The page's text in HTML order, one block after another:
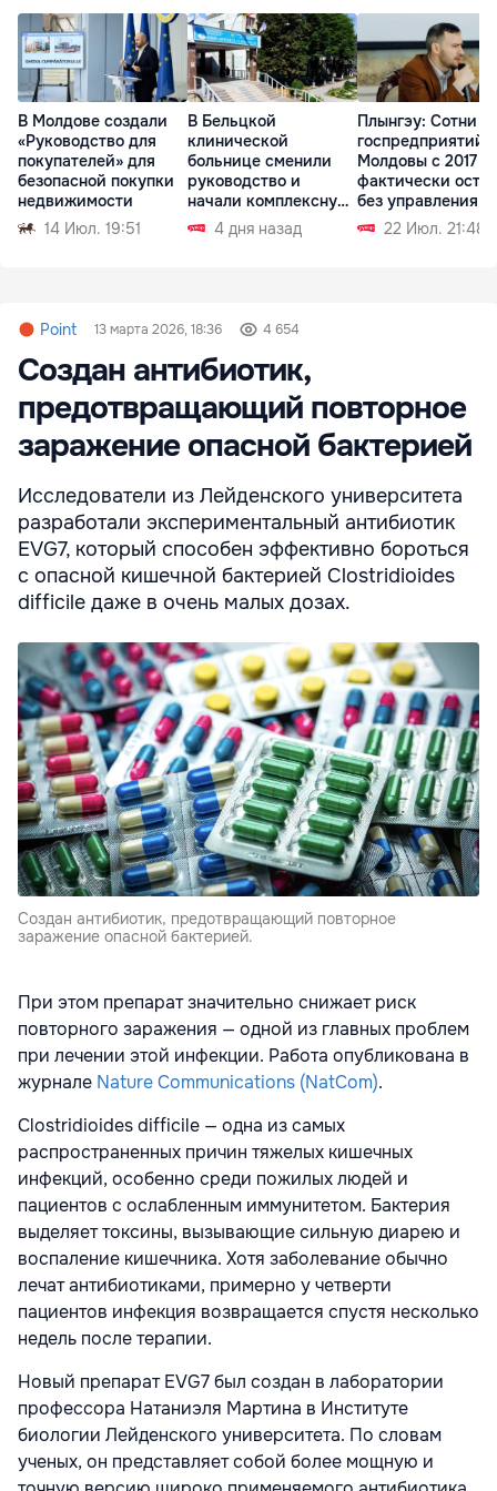
В Молдове создали
«Руководство для
покупателей» для
безопасной покупки
недвижимости
14 Июл. 19:51
В Бельцкой
клинической
больнице сменили
руководство и
начали комплексную
проверку
4 дня назад
Плынгэу: Сотни
госпредприятий
Молдовы с 2017
фактически
без управления
22 Июл. 21:48
Point 13 марта 2026, 18:36 4 654
Cоздан антибиотик,
предотвращающий повторное
заражение опасной бактерией
Исследователи из Лейденского университета
разработали экспериментальный антибиотик
EVG7, который способен эффективно бороться
с опасной кишечной бактерией Clostridioides
difficile даже в очень малых дозах.
Cоздан антибиотик, предотвращающий повторное
заражение опасной бактерией.
При этом препарат значительно снижает риск
повторного заражения — одной из главных проблем
при лечении этой инфекции. Работа опубликована в
журнале Nature Communications (NatCom).
Clostridioides difficile — одна из самых
распространенных причин тяжелых кишечных
инфекций, особенно среди пожилых людей и
пациентов с ослабленным иммунитетом. Бактерия
выделяет токсины, вызывающие сильную диарею и
воспаление кишечника. Хотя заболевание обычно
лечат антибиотиками, примерно у четверти
пациентов инфекция возвращается спустя несколько
недель после терапии.
Новый препарат EVG7 был создан в лаборатории
профессора Натаниэля Мартина в Институте
биологии Лейденского университета. По словам
ученых, он представляет собой более мощную и